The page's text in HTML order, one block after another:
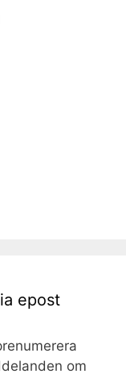
epost
om